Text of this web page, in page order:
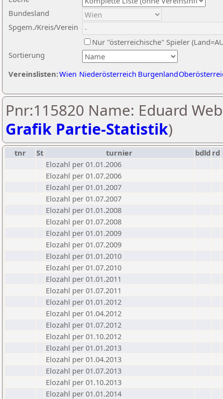
Sortierung
Bundesland
Spgem./Kreis/Verein
Nur "österreichische" Spieler
Vereinslisten:Wien Niederösterreich Burgenland
Pnr:115820 Name: Eduard
Grafik Partie-Statistik)
tnr St turnier bdld rd
Elozahl per 01.01.2006
Elozahl per 01.07.2006
Elozahl per 01.01.2007
Elozahl per 01.07.2007
Elozahl per 01.01.2008
Elozahl per 01.07.2008
Elozahl per 01.01.2009
Elozahl per 01.07.2009
Elozahl per 01.01.2010
Elozahl per 01.07.2010
Elozahl per 01.01.2011
Elozahl per 01.07.2011
Elozahl per 01.01.2012
Elozahl per 01.04.2012
Elozahl per 01.07.2012
Elozahl per 01.10.2012
Elozahl per 01.01.2013
Elozahl per 01.04.2013
Elozahl per 01.07.2013
Elozahl per 01.10.2013
Elozahl per 01.01.2014